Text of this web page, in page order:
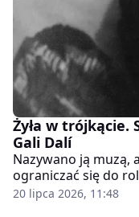
Żyła w trójkącie.
Gali Dalí
Nazywano ją muzą,
ograniczać się do
Diakonowa
szukała klientów i
20 lipca 2026, 11:48